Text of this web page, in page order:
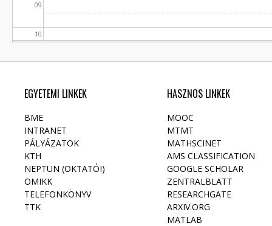
09
10
11
12
13
15
16
EGYETEMI LINKEK
BME
INTRANET
PÁLYÁZATOK
KTH
NEPTUN (OKTATÓI)
OMIKK
TELEFONKÖNYV
TTK
HASZNOS LINKEK
MOOC
MTMT
MATHSCINET
AMS CLASSIFICATION
GOOGLE SCHOLAR
ZENTRALBLATT
RESEARCHGATE
ARXIV.ORG
MATLAB